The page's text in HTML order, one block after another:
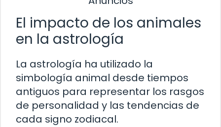
El impacto de los animales
en la astrología
La astrología ha utilizado la
simbología animal desde tiempos
antiguos para representar los rasgos
de personalidad y las tendencias de
cada signo zodiacal.